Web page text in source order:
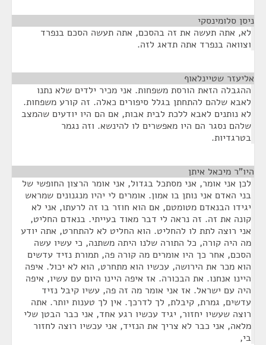
ניסן סלומינסקי
לא, אתה תעשה את זה בהסכם, אתה תעשה הסכם בנפרד
וצוואה בנפרד אתה תדאג לזה.
אליעזר שטיינלאוף
ההגבלה הזאת הורסת משפחות. אני מכיר ילדים שלא נתנו
לאבא שלהם להתחתן בגלל סיפורים כאלה. זה קורע משפחות.
לא נותנים לאבא ללכת לבית אבות, אם הם היו יודעים שהמצב
שלהם נסגר הם היו מאפשרים לו להינשא. וזה נגמר
בטרגדיות.
היו"ר מיכאל איתן
לכן אני אומר, אני מסתכל בגדול, אני אומר הרצון החופשי של
בני האדם אני נותן בו אמון. אומרים לי יהיו מנגנונים שמראש
יגידו הבנאדם מטומטם, אם הוא חוזר בו זה לרעתו, אני לא
קונה את זה. זה נראה לי דבר מאוד בעייתי. בנאדם החליט,
אני רוצה לתת לו להחליט. הוא החליט לא להתחרט, אתה יודע
מה היה קורה, כל התורה שלנו היתה משתנה, כי עשיו עשה
הסכם, אחר כך היו אומרים מה קורה פה, תמורת נזיד עדשים
הוא מכר את הירושה, עכשיו הוא מתחרט, הוא לא יכול. איפה
היינו אנחנו. את הבכורה. אז איפה היינו היום עם עשיו, איפה
היה עם ישראל. אז אני אומר מה זה פה, עשיו קיבל נזיד
עדשים, גמרת, קיבלת, לך לדרכך. אין לך טענות יותר. אתה
רוצה שעשיו יחזור, יגיד עכשיו רגע אחד, אני כבר הבטן שלי
מלאה, אני כבר לא צריך את הנזיד, אני עכשיו רוצה לחזור
בי,